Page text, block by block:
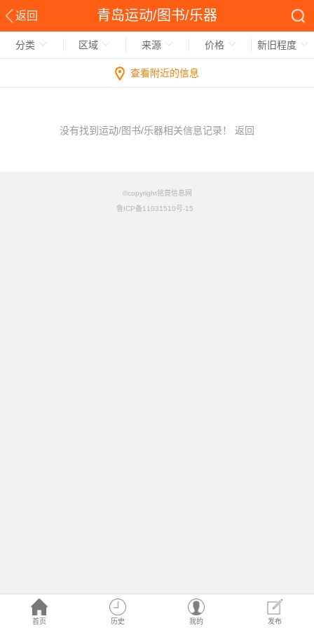
返回 青岛运动/图书/乐器
首页 历史 我的 发布
分类 区域 来源 价格 新旧程度
查看附近的信息
没有找到运动/图书/乐器相关信息记录！ 返回
©copyright铭竟信息网
鲁ICP备11031510号-15